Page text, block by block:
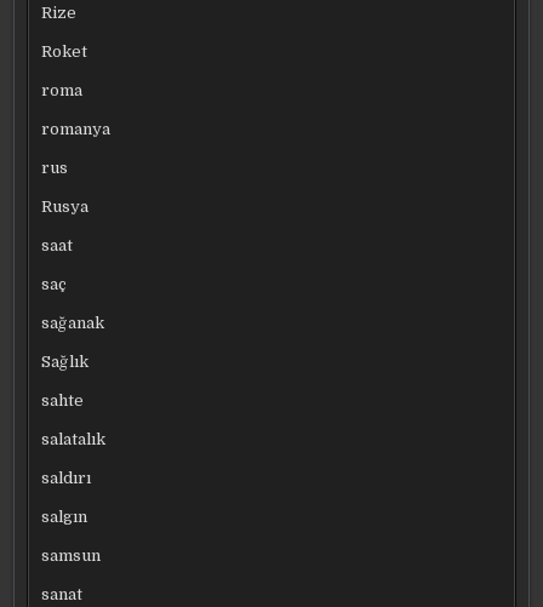
Rize
Roket
roma
romanya
rus
Rusya
saat
saç
sağanak
Sağlık
sahte
salatalık
saldırı
salgın
samsun
sanat